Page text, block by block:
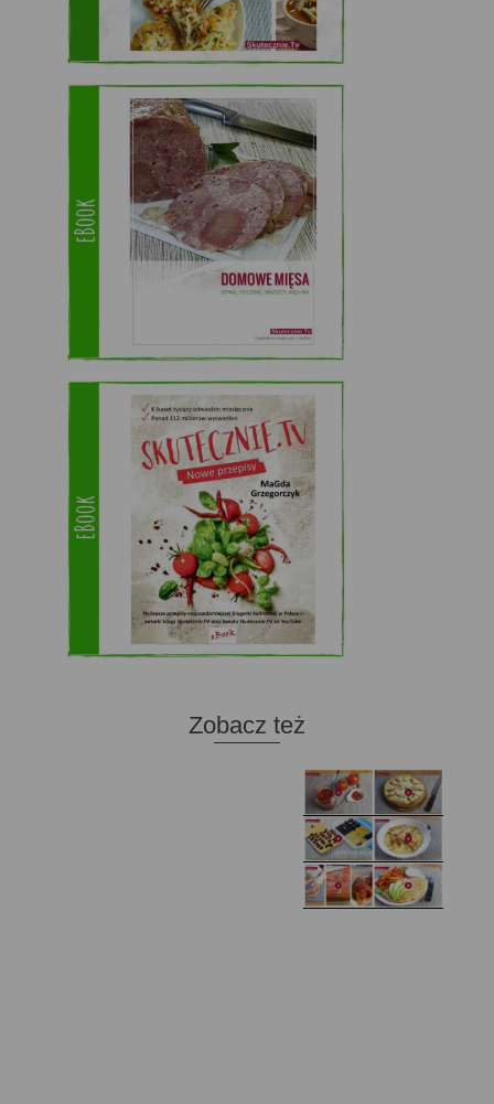
Zobacz też
Domowy ketchup (bez
cukru)
Tarta francuska z
cebulą i pomidorem
Domowe żelki
Zupa kurkowa z
selerem i pietruszką